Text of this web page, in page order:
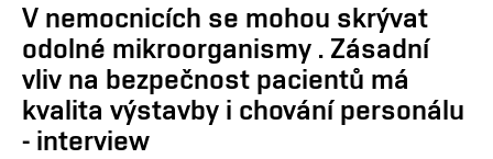
V nemocnicích se mohou skrývat
odolné mikroorganismy . Zásadní
vliv na bezpečnost pacientů má
kvalita výstavby i chování personálu
- interview